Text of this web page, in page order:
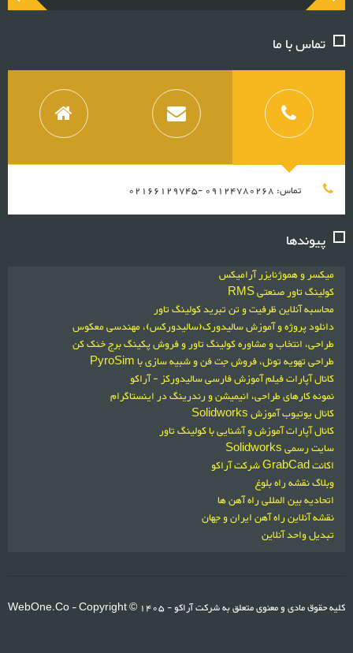
تماس با ما
تماس: 09124780268 -02166129745
پیوندها
میکسر و هموژنایزر آرامیکس
کولینگ تاور صنعتی RMS
محاسبه آنلاین ظرفیت و تن تبرید کولینگ تاور
دانلود پروژه و آموزش سالیدورک(سالیدورکس)، مهندسی معکوس
طراحی، انتخاب و مشاوره کولینگ تاور و فروش پکینگ برج خنک کن
طراحی تهویه تونل، فروش جت فن و شبیه سازی با PyroSim
کانال آپارات فیلم آموزش فارسی سالیدورکز - آراکو
نمونه کارهای طراحی، انیمیشن و رندرینگ در اینستاگرام
کانال یوتیوب آموزش Solidworks
کانال آپارات آموزش و آشنایی با کولینگ تاور
سایت رسمی Solidworks
اکانت GrabCad شرکت آراکو
وبلاگ نقشه راه بلوغ
اتحادیه بین المللی راه آهن ها
نقشه آنلاین راه آهن ایران و جهان
تبدیل واحد آنلاین
WebOne.Co- Copyright © 1405 -کلیه حقوق مادی و معنوی متعلق به شرکت آراکو